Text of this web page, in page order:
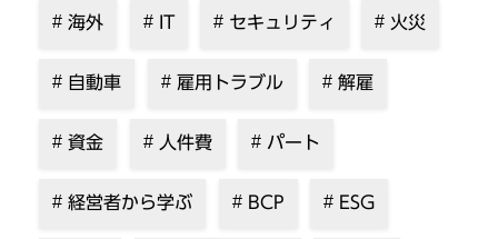
海外 IT セキュリティ 火災
自動車 雇用トラブル 解雇
資金 人件費 パート
経営者から学ぶ BCP ESG